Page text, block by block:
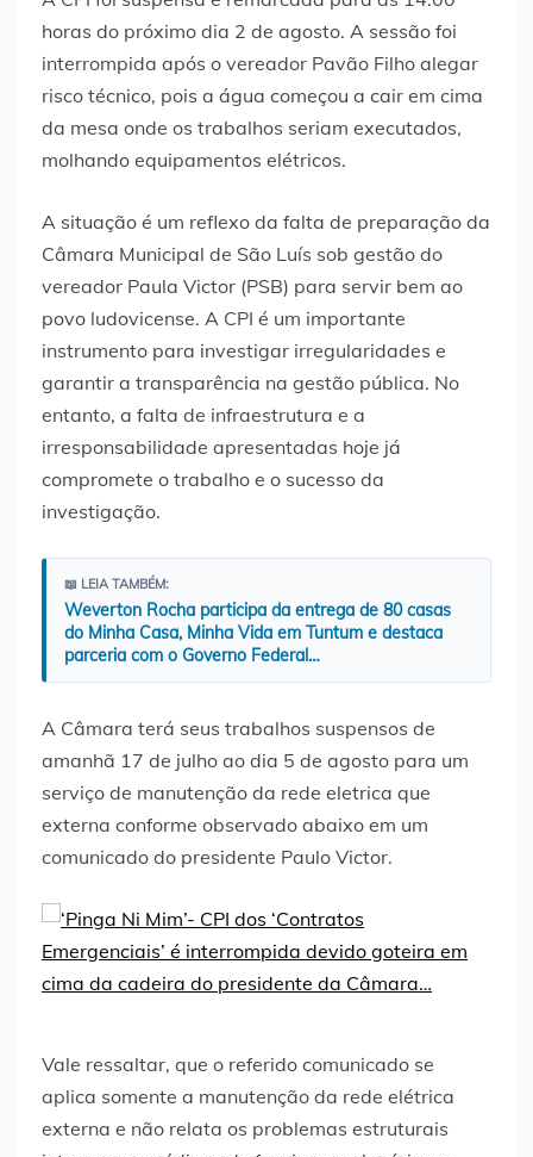
horas do próximo dia 2 de agosto. A sessão foi
interrompida após o vereador Pavão Filho alegar
risco técnico, pois a água começou a cair em cima
da mesa onde os trabalhos seriam executados,
molhando equipamentos elétricos.
A situação é um reflexo da falta de preparação da
Câmara Municipal de São Luís sob gestão do
vereador Paula Victor (PSB) para servir bem ao
povo ludovicense. A CPI é um importante
instrumento para investigar irregularidades e
garantir a transparência na gestão pública. No
entanto, a falta de infraestrutura e a
irresponsabilidade apresentadas hoje já
compromete o trabalho e o sucesso da
investigação.
📖 LEIA TAMBÉM:
Weverton Rocha participa da entrega de 80 casas
do Minha Casa, Minha Vida em Tuntum e destaca
parceria com o Governo Federal…
A Câmara terá seus trabalhos suspensos de
amanhã 17 de julho ao dia 5 de agosto para um
serviço de manutenção da rede eletrica que
externa conforme observado abaixo em um
comunicado do presidente Paulo Victor.
Vale ressaltar, que o referido comunicado se
aplica somente a manutenção da rede elétrica
externa e não relata os problemas estruturais